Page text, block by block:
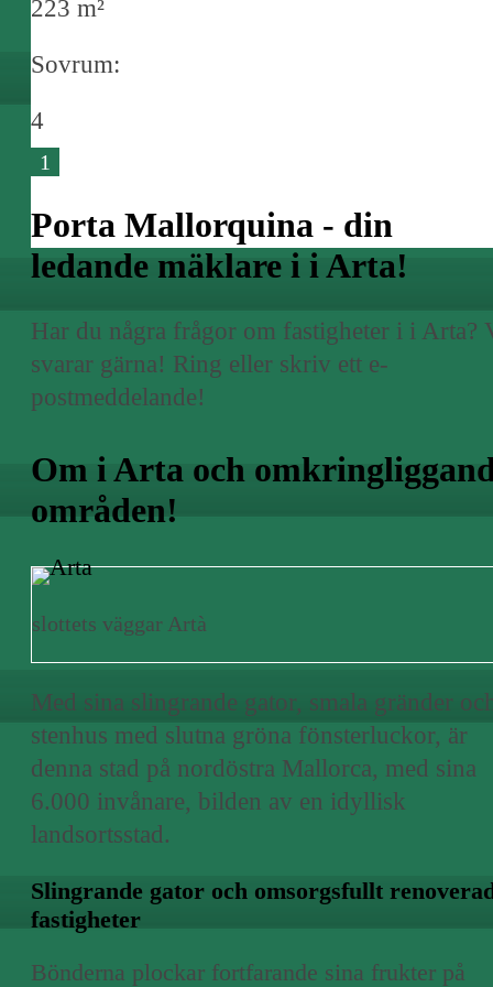
223 m²
Sovrum:
4
1
Porta Mallorquina - din
ledande mäklare i i Arta!
Har du några frågor om fastigheter i i Arta?
svarar gärna! Ring eller skriv ett e-
postmeddelande!
Om i Arta och
områden!
slottets väggar Artà
Med sina slingrande gator, smala gränder
stenhus med slutna gröna fönsterluckor, är
denna stad på nordöstra Mallorca, med sina
6.000 invånare, bilden av en idyllisk
landsortsstad.
Slingrande gator och omsorgsfullt
fastigheter
Bönderna plockar fortfarande sina frukter på